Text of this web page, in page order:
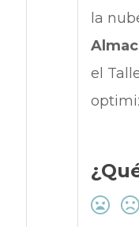
la
el